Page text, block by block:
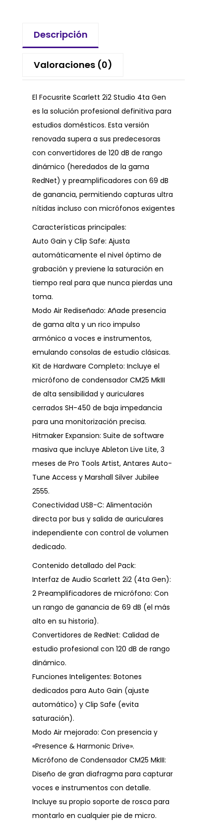
Descripción
Valoraciones (0)
El Focusrite Scarlett 2i2 Studio 4ta Gen
es la solución profesional definitiva para
estudios domésticos. Esta versión
renovada supera a sus predecesoras
con convertidores de 120 dB de rango
dinámico (heredados de la gama
RedNet) y preamplificadores con 69 dB
de ganancia, permitiendo capturas ultra
nítidas incluso con micrófonos exigentes
Características principales:
Auto Gain y Clip Safe: Ajusta
automáticamente el nivel óptimo de
grabación y previene la saturación en
tiempo real para que nunca pierdas una
toma.
Modo Air Rediseñado: Añade presencia
de gama alta y un rico impulso
armónico a voces e instrumentos,
emulando consolas de estudio clásicas.
Kit de Hardware Completo: Incluye el
micrófono de condensador CM25 MkIII
de alta sensibilidad y auriculares
cerrados SH-450 de baja impedancia
para una monitorización precisa.
Hitmaker Expansion: Suite de software
masiva que incluye Ableton Live Lite, 3
meses de Pro Tools Artist, Antares Auto-
Tune Access y Marshall Silver Jubilee
2555.
Conectividad USB-C: Alimentación
directa por bus y salida de auriculares
independiente con control de volumen
dedicado.
Contenido detallado del Pack:
Interfaz de Audio Scarlett 2i2 (4ta Gen):
2 Preamplificadores de micrófono: Con
un rango de ganancia de 69 dB (el más
alto en su historia).
Convertidores de RedNet: Calidad de
estudio profesional con 120 dB de rango
dinámico.
Funciones Inteligentes: Botones
dedicados para Auto Gain (ajuste
automático) y Clip Safe (evita
saturación).
Modo Air mejorado: Con presencia y
«Presence & Harmonic Drive».
Micrófono de Condensador CM25 MkIII:
Diseño de gran diafragma para capturar
voces e instrumentos con detalle.
Incluye su propio soporte de rosca para
montarlo en cualquier pie de micro.